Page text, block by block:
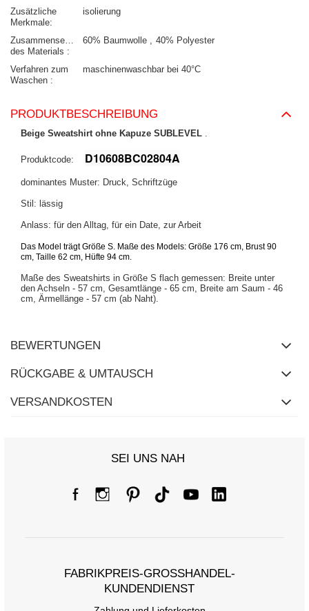
Zusätzliche
Merkmale
isolierung
Zusammensetzung
des Materials
60% Baumwolle 40% Polyester
Verfahren zum
Waschen
maschinenwaschbar bei 40°C
PRODUKTBESCHREIBUNG
Beige Sweatshirt ohne Kapuze SUBLEVEL .
Produktcode: D10608BC02804A
dominantes Muster: Druck, Schriftzüge
Stil: lässig
Anlass: für den Alltag, für ein Date, zur Arbeit
Das Model trägt Größe S. Maße des Models: Größe 176 cm, Brust 90
cm, Taille 62 cm, Hüfte 94 cm.
Maße des Sweatshirts in Größe S flach gemessen: Breite unter
den Achseln - 57 cm, Gesamtlänge - 65 cm, Breite am Saum - 46
cm, Ärmellänge - 57 cm (ab Naht).
BEWERTUNGEN
RÜCKGABE & UMTAUSCH
VERSANDKOSTEN
SEI UNS NAH
FABRIKPREIS-GROSSHANDEL-K
UNDENDIENST